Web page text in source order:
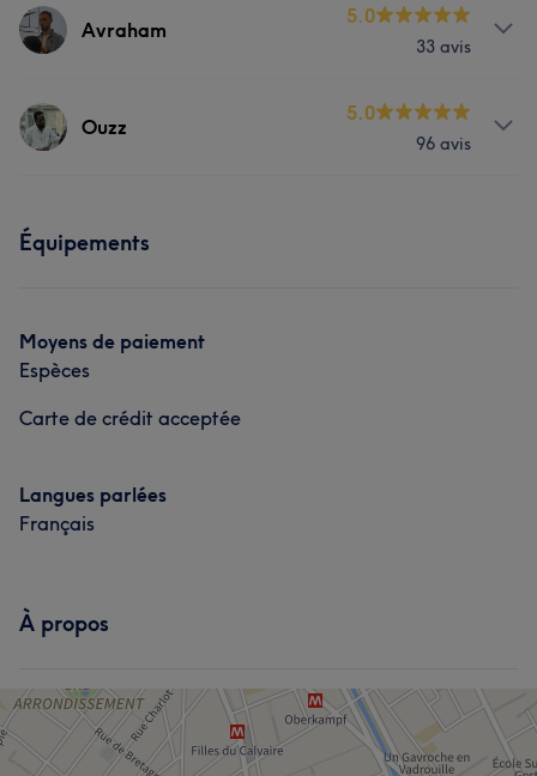
Avraham
5.0
33 avis
Prestations
Ouzz
5.0
96 avis
Portfolio
Équipements
Moyens de paiement
Espèces
Carte de crédit acceptée
Langues parlées
Français
À propos